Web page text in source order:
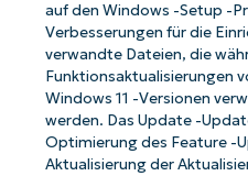
auf den Windows -Setup -
Verbesserungen für die
verwandte Dateien, die
Funktionsaktualisierungen
Windows 11 -Versionen
werden. Das Update -
Optimierung des Feature -
Aktualisierung der